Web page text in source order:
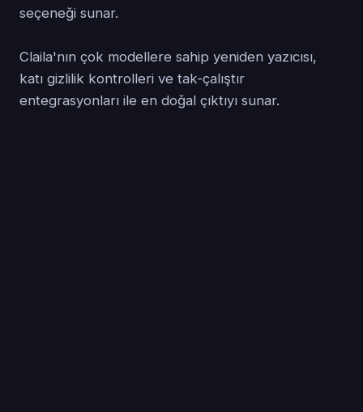
seçeneği sunar.
Claila'nın çok modellere sahip yeniden yazıcısı,
katı gizlilik kontrolleri ve tak-çalıştır
entegrasyonları ile en doğal çıktıyı sunar.